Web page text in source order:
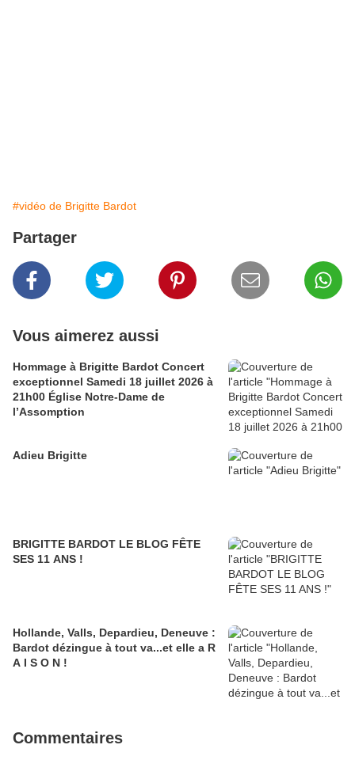
#vidéo de Brigitte Bardot
Partager
Vous aimerez aussi
Hommage à Brigitte Bardot Concert
exceptionnel Samedi 18 juillet 2026 à
21h00 Église Notre-Dame de
l’Assomption
Adieu Brigitte
BRIGITTE BARDOT LE BLOG FÊTE
SES 11 ANS !
Hollande, Valls, Depardieu, Deneuve :
Bardot dézingue à tout va...et elle a R
A I S O N !
Commentaires